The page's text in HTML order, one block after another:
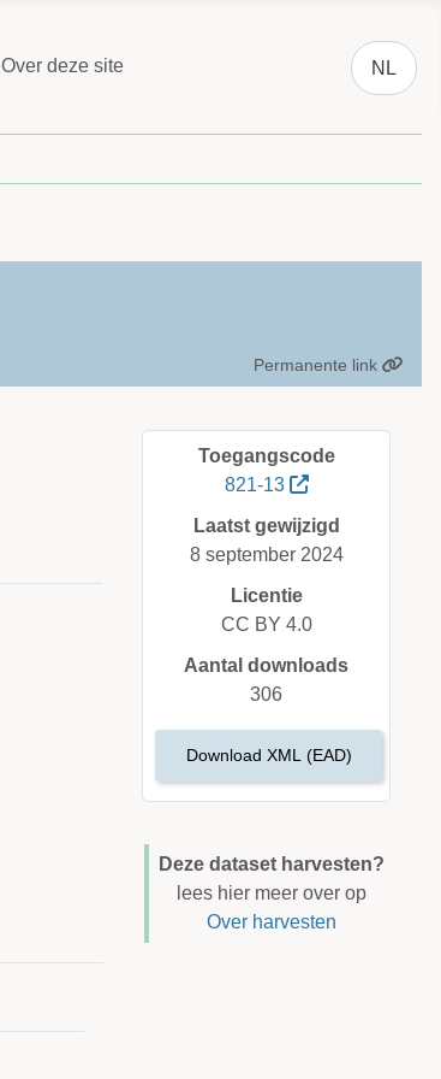
Over deze site
Selecteer
NL
Permanente link
Toegangscode
821-13
Laatst gewijzigd
8 september 2024
Licentie
CC BY 4.0
Aantal downloads
306
Download XML (EAD)
Deze dataset harvesten?
lees hier meer over op
Over harvesten